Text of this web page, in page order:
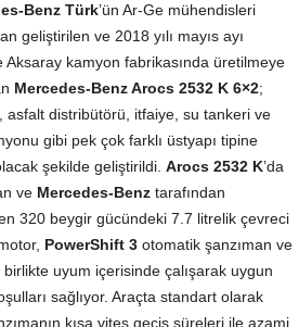
Benz Türk’ün Ar-Ge mühendisleri
geliştirilen ve 2018 yılı mayıs ayı
Aksaray kamyon fabrikasında üretilmeye
Mercedes-Benz Arocs 2532 K 6×2;
asfalt distribütörü, itfaiye, su tankeri ve
gibi pek çok farklı üstyapı tipine
şekilde geliştirildi. Arocs 2532 K’da
ve Mercedes-Benztarafından
320 beygir gücündeki 7.7 litrelik çevreci
PowerShift 3otomatik şanzıman ve
uyum içerisinde çalışarak uygun
sağlıyor. Araçta standart olarak
kısa vites geçiş süreleri ile azami